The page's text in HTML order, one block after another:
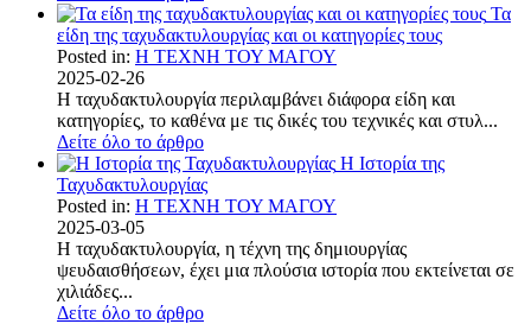
Τα
είδη της ταχυδακτυλουργίας και οι κατηγορίες τους
Posted in: Η ΤΕΧΝΗ ΤΟΥ ΜΑΓΟΥ
2025-02-26
Η ταχυδακτυλουργία περιλαμβάνει διάφορα είδη και
κατηγορίες, το καθένα με τις δικές του τεχνικές και στυλ...
Δείτε όλο το άρθρο
Η Ιστορία της
Ταχυδακτυλουργίας
Posted in: Η ΤΕΧΝΗ ΤΟΥ ΜΑΓΟΥ
2025-03-05
Η ταχυδακτυλουργία, η τέχνη της δημιουργίας
ψευδαισθήσεων, έχει μια πλούσια ιστορία που εκτείνεται σε
χιλιάδες...
Δείτε όλο το άρθρο